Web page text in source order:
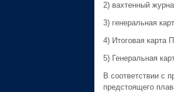
2) вахтенный
3) генеральная
4) Итоговая карта
5) Генеральная
В соответствии с
предстоящего